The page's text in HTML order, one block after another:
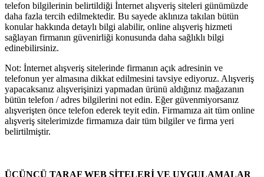
telefon bilgilerinin belirtildiği İnternet alışveriş siteleri günümüzde
daha fazla tercih edilmektedir. Bu sayede aklınıza takılan bütün
konular hakkında detaylı bilgi alabilir, online alışveriş hizmeti
sağlayan firmanın güvenirliği konusunda daha sağlıklı bilgi
edinebilirsiniz.
Not: İnternet alışveriş sitelerinde firmanın açık adresinin ve
telefonun yer almasına dikkat edilmesini tavsiye ediyoruz. Alışveriş
yapacaksanız alışverişinizi yapmadan ürünü aldığınız mağazanın
bütün telefon / adres bilgilerini not edin. Eğer güvenmiyorsanız
alışverişten önce telefon ederek teyit edin. Firmamıza ait tüm online
alışveriş sitelerimizde firmamıza dair tüm bilgiler ve firma yeri
belirtilmiştir.
ÜÇÜNCÜ TARAF WEB SİTELERİ VE UYGULAMALAR